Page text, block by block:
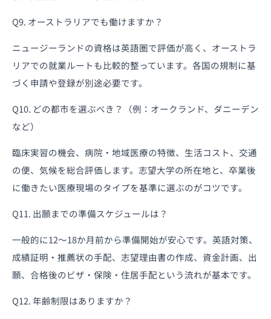
Q9. オーストラリアでも働けますか？
ニュージーランドの資格は英語圏で評価が高く、オーストラ
リアでの就業ルートも比較的整っています。各国の規制に基
づく申請や登録が別途必要です。
Q10. どの都市を選ぶべき？（例：オークランド、ダニーデン
など）
臨床実習の機会、病院・地域医療の特徴、生活コスト、交通
の便、気候を総合評価します。志望大学の所在地と、卒業後
に働きたい医療現場のタイプを基準に選ぶのがコツです。
Q11. 出願までの準備スケジュールは？
一般的に12〜18か月前から準備開始が安心です。英語対策、
成績証明・推薦状の手配、志望理由書の作成、資金計画、出
願、合格後のビザ・保険・住居手配という流れが基本です。
Q12. 年齢制限はありますか？